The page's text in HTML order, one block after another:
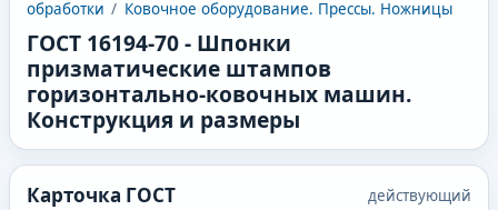
обработки / Ковочное оборудование. Прессы. Ножницы
ГОСТ 16194-70- Шпонки
призматические штампов
горизонтально-ковочных машин.
Конструкция и размеры
Карточка ГОСТ действующий